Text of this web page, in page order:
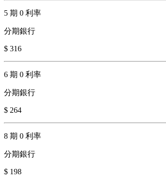
5 期 0 利率
分期銀行
$ 316
6 期 0 利率
分期銀行
$ 264
8 期 0 利率
分期銀行
$ 198